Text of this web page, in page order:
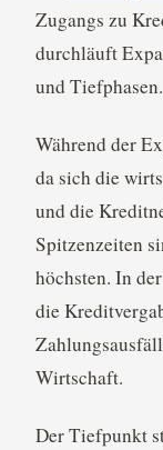
Zugangs zu
durchläuft
und Tiefphasen.
Während der
da sich die
und die
Spitzenzeiten
höchsten. In
die
Wirtschaft.
Der Tiefpunkt